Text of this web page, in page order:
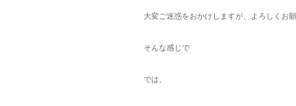
大変ご迷惑をおかけしますが、よろしくお願
そんな感じで
では。